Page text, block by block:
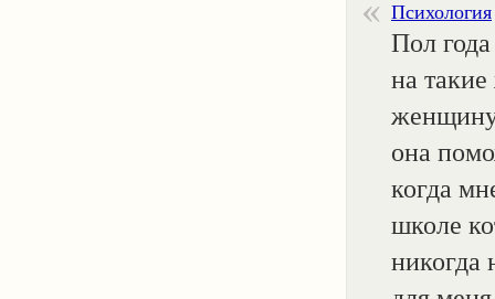
Психология
Пол года
на
она
когда
школе
никогда